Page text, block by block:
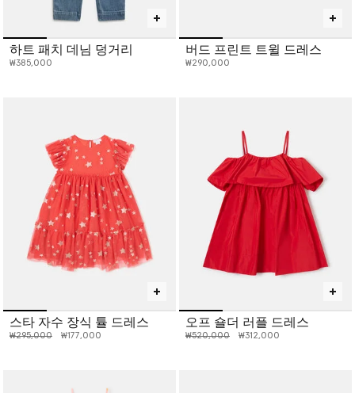
하트 패치 데님 덩거리
₩385,000
버드 프린트 트윌 드레스
₩290,000
스타 자수 장식 튤 드레스
인하 전 가격:
₩295,000인하된 가격:
₩177,000
오프 숄더 러플 드레스
인하 전 가격:
₩520,000인하된 가격:
₩312,000